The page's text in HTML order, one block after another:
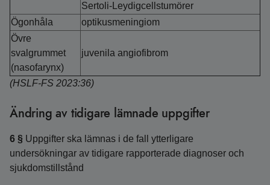
Sertoli-Leydigcellstumörer
Ögonhåla
optikusmeningiom
Övre
svalgrummet
(nasofarynx)
juvenila angiofibrom
(HSLF-FS 2023:36)
Ändring av tidigare lämnade uppgifter
6 § Uppgifter ska lämnas i de fall ytterligare
undersökningar av tidigare rapporterade diagnoser och
sjukdomstillstånd